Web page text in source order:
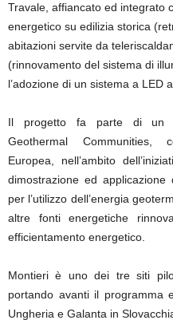
Travale, affiancato ed integrato
energetico su edilizia storica
abitazioni servite da
(rinnovamento del sistema di
l’adozione di un sistema a LED
Il progetto fa parte di un
Geothermal Communities,
Europea, nell’ambito
dimostrazione ed
per l’utilizzo dell’energia
altre fonti energetiche
efficientamento energetico.
Montieri è uno dei tre siti
portando avanti il programma
Ungheria e Galanta in